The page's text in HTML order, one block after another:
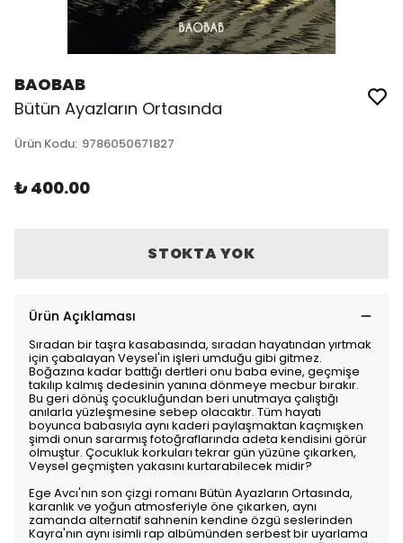
BAOBAB
Bütün Ayazların Ortasında
Ürün Kodu: 9786050671827
₺ 400.00
STOKTA YOK
Ürün Açıklaması
Sıradan bir taşra kasabasında, sıradan hayatından yırtmak
için çabalayan Veysel'in işleri umduğu gibi gitmez.
Boğazına kadar battığı dertleri onu baba evine, geçmişe
takılıp kalmış dedesinin yanına dönmeye mecbur bırakır.
Bu geri dönüş çocukluğundan beri unutmaya çalıştığı
anılarla yüzleşmesine sebep olacaktır. Tüm hayatı
boyunca babasıyla aynı kaderi paylaşmaktan kaçmışken
şimdi onun sararmış fotoğraflarında adeta kendisini görür
olmuştur. Çocukluk korkuları tekrar gün yüzüne çıkarken,
Veysel geçmişten yakasını kurtarabilecek midir?
Ege Avcı'nın son çizgi romanı Bütün Ayazların Ortasında,
karanlık ve yoğun atmosferiyle öne çıkarken, aynı
zamanda alternatif sahnenin kendine özgü seslerinden
Kayra'nın aynı isimli rap albümünden serbest bir uyarlama